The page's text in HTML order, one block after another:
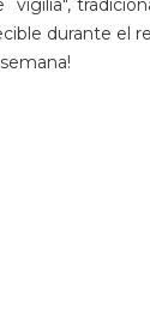
durante el